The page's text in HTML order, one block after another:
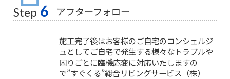
Step 6 アフターフォロー
施工完了後はお客様のご自宅のコンシェルジ
ュとしてご自宅で発生する様々なトラブルや
困りごとに臨機応変に対応いたしますの
で”すぐくる”総合リビングサービス（株）